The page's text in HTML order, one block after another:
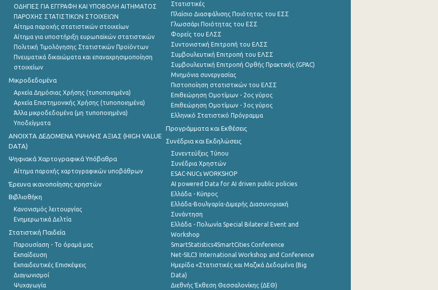
ΟΔΗΓΙΕΣ ΓΙΑ ΕΓΓΡΑΦΗ ΚΑΙ ΥΠΟΒΟΛΗ ΑΙΤΗΜΑΤΟΣ
ΠΑΡΟΧΗΣ ΣΤΑΤΙΣΤΙΚΩΝ ΣΤΟΙΧΕΙΩΝ
Αίτημα παροχής στατιστικών στοιχείων
Αίτημα για υποστήριξη ευρωπαϊκών στατιστικών
Πολιτική Τιμολόγησης Στατιστικών Προϊόντων
Πνευματικά δικαιώματα και επαναχρησιμοποίηση
στοιχείων
Μικροδεδομένα
Αρχεία Δημόσιας Χρήσης (τυποποιημένα)
Αρχεία Επιστημονικής Χρήσης (τυποποιημένα)
Άλλα μικροδεδομένα (μη τυποποιημένα)
Υποδείγματα
ANOIXTA ΔΕΔΟΜΕΝΑ ΥΨΗΛΗΣ ΑΞΙΑΣ (HIGH VALUE
DATA)
Ψηφιακά Χαρτογραφικά Υπόβαθρα
Αίτημα παροχής χαρτογραφικών υποβάθρων
Έρευνα ικανοποίησης χρηστών
Βιβλιοθήκη
Κανονισμός λειτουργίας
Ενημερωτικά Δελτία
Στατιστική Παιδεία
Παρουσίαση - Το όραμά μας
Εκπαίδευση
Εκπαιδευτικές Επισκέψεις
Διαγωνισμοί
Ψυχαγωγία
Στατιστικές
Πλαίσιο Διασφάλισης Ποιότητας του ΕΣΣ
Γλωσσάρι Ποιότητας του ΕΣΣ
Φορείς του ΕΛΣΣ
Συντονιστική Επιτροπή του ΕΛΣΣ
Συμβουλευτική Επιτροπή του ΕΛΣΣ
Συμβουλευτική Επιτροπή Ορθής Πρακτικής (GPAC)
Μνημόνια συνεργασίας
Πιστοποίηση στατιστικών του ΕΛΣΣ
Επιθεώρηση Ομοτίμων - 2ος γύρος
Επιθεώρηση Ομοτίμων - 3ος γύρος
Ελληνικό Στατιστικό Πρόγραμμα
Προγράμματα και Εκθέσεις
Συνέδρια και Εκδηλώσεις
Συνεντεύξεις Τύπου
Συνέδρια Χρηστών
ESAC-NUCs WORKSHOP
AI powered Data for AI driven public policies
Ελλάδα - Κύπρος
Ελλάδα-Βουλγαρία-Διμερής Διασυνοριακή
Συνάντηση
Ελλάδα - Πολωνία Special Bilateral Event and
Workshop
SmartStatistics4SmartCities Conference
Net-SILC3 International Workshop and Conference
Ημερίδα «Στατιστικές και Μαζικά Δεδομένα (Big
Data)
Διεθνής Έκθεση Θεσσαλονίκης (ΔΕΘ)